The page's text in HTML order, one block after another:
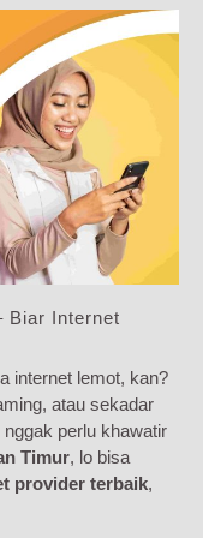
Biar Internet
internet lemot, kan?
atau sekadar
perlu khawatir
Timur, lo bisa
provider terbaik,